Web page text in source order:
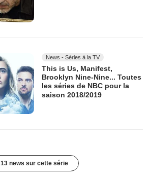
News - Séries à la TV
This is Us, Manifest,
Brooklyn Nine-Nine... Toutes
les séries de NBC pour la
saison 2018/2019
13 news sur cette série